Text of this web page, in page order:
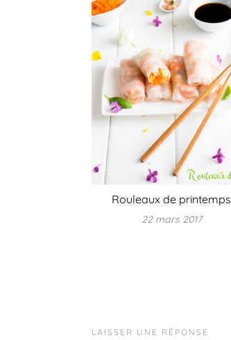
Rouleaux de printemps
22 mars 2017
LAISSER UNE RÉPONSE